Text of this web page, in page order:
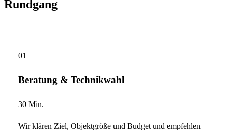
Rundgang
01
Beratung & Technikwahl
30 Min.
Wir klären Ziel, Objektgröße und Budget und empfehlen